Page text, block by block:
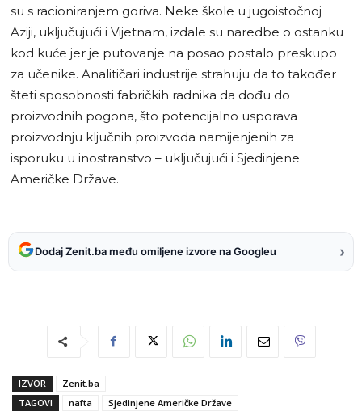
su s racioniranjem goriva. Neke škole u jugoistočnoj
Aziji, uključujući i Vijetnam, izdale su naredbe o ostanku
kod kuće jer je putovanje na posao postalo preskupo
za učenike. Analitičari industrije strahuju da to također
šteti sposobnosti fabričkih radnika da dođu do
proizvodnih pogona, što potencijalno usporava
proizvodnju ključnih proizvoda namijenjenih za
isporuku u inostranstvo – uključujući i Sjedinjene
Američke Države.
Dodaj Zenit.ba među omiljene izvore na Googleu ›
IZVOR
Zenit.ba
TAGOVI
nafta Sjedinjene Američke Države